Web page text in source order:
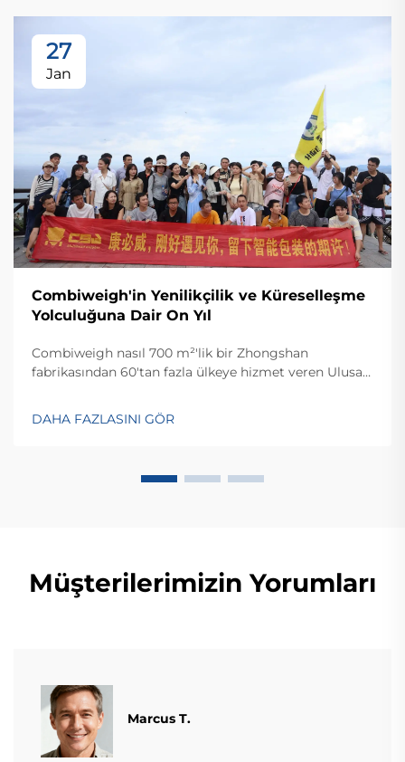
27
Jan
Combiweigh'in Yenilikçilik ve Küreselleşme
Yolculuğuna Dair On Yıl
Combiweigh nasıl 700 m²'lik bir Zhongshan
fabrikasından 60'tan fazla ülkeye hizmet veren Ulusal
çözümlerini keşfedin—bugün küresel OEM/ODM
danışmanlığı talep edin.
DAHA FAZLASINI GÖR
Müşterilerimizin Yorumları
Marcus T.